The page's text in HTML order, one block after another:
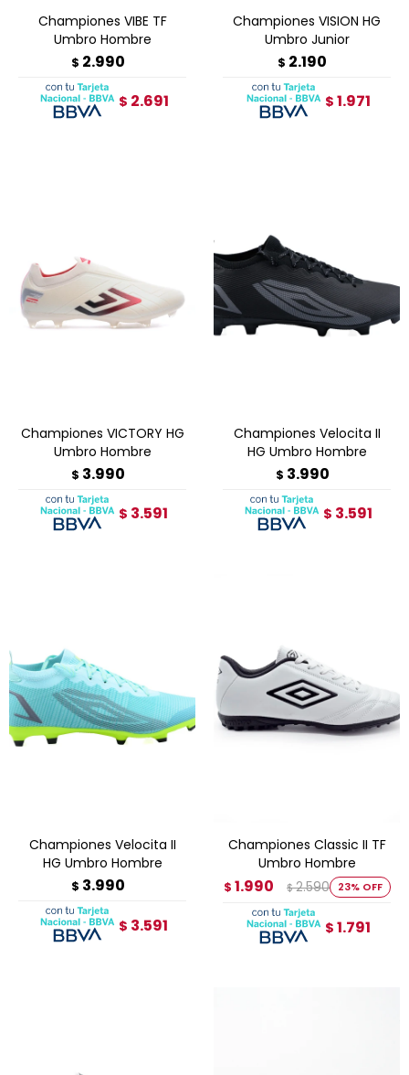
Championes VIBE TF
Umbro Hombre
$ 2.990
$ 2.691
Championes VISION HG
Umbro Junior
$ 2.190
$ 1.971
Championes VICTORY HG
Umbro Hombre
$ 3.990
$ 3.591
Championes Velocita II
HG Umbro Hombre
$ 3.990
$ 3.591
Championes Velocita II
HG Umbro Hombre
$ 3.990
$ 3.591
Championes Classic II TF
Umbro Hombre
$ 1.990 $ 2.590 23
$ 1.791